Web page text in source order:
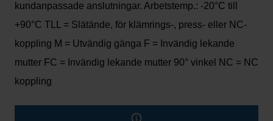
kundanpassade anslutningar. Arbetstemp.: -20°C till
+90°C TLL = Slätände, för klämrings-, press- eller NC-
koppling M = Utvändig gänga F = Invändig lekande
mutter FC = Invändig lekande mutter 90° vinkel NC = NC
koppling